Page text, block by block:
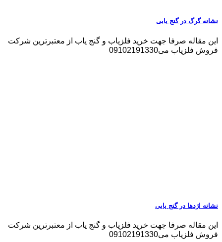
نشانه گرگ در گنج یابی
این مقاله صرفا جهت خرید فلزیاب و گنج یاب از معتبرترین شرکت
فروش فلزیاب می09102191330
نشانه اژدها در گنج یابی
این مقاله صرفا جهت خرید فلزیاب و گنج یاب از معتبرترین شرکت
فروش فلزیاب می09102191330